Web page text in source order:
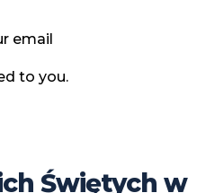
email
to you.
Świętych w